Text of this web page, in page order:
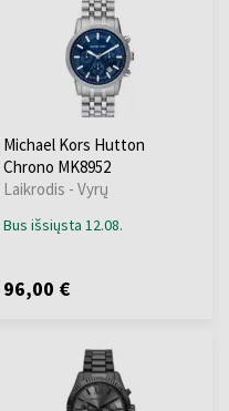
Michael Kors Hutton
Chrono MK8952
Laikrodis - Vyrų
Bus išsiųsta 12.08.
96,00 €